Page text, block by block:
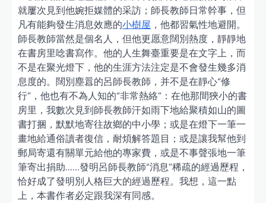
就屢次見到他婉拒媒體的采訪；師長教師日常幹事，但
凡有能夠發生消息效應的小樹屋 ，他都習氣性地避開。
師長教師當然是個名人，但他更愿意闊別熱度，靜靜地
在書房里唸書寫作。他的人生舞臺重要是在文字上，而
不是在聚光燈下，他的生涯方法注定是不會發生幾多消
息度的。闊別塵囂的呂師長教師，并不是在靜心“修
行”，他也有不為人知的“非常熱絡”：在他那間狹小的書
房里，我數次見到師長教師汗如雨下地給聚積如山的圖
書打捆，默默地寄往故鄉的中小學；或是在燈下一筆一
畫地給通俗讀者復信，耐煩解答題目；或是讓我幫他到
郵局寄還有關單元給他的專家費，或是不事聲張地一筆
筆寄出捐助……發明呂師長教師“消息”稀疏的經過歷程，
恰好成了發明別人格巨大的經過歷程。我想，這一點
上，本書作者必定跟我深有同感。